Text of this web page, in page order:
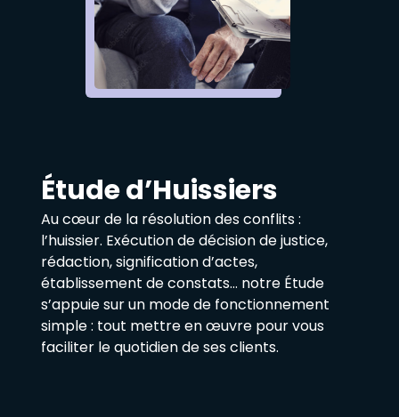
Étude d’Huissiers
Au cœur de la résolution des conflits :
l’huissier. Exécution de décision de justice,
rédaction, signification d’actes,
établissement de constats… notre Étude
s’appuie sur un mode de fonctionnement
simple : tout mettre en œuvre pour vous
faciliter le quotidien de ses clients.